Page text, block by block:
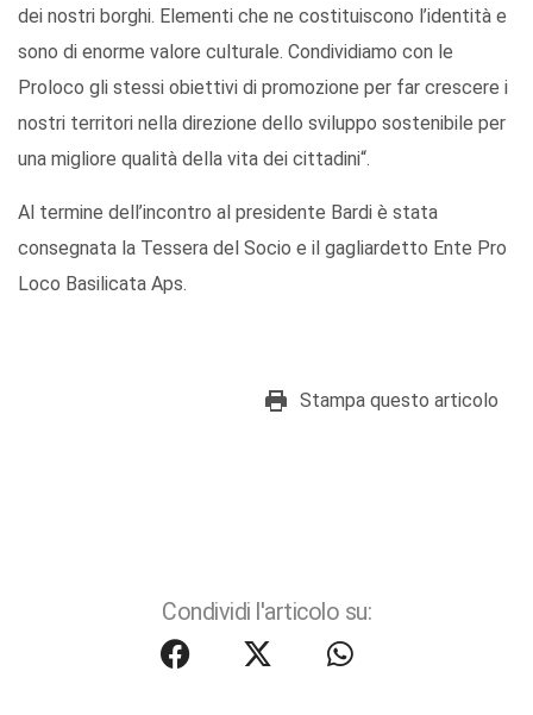
dei nostri borghi. Elementi che ne costituiscono l’identità e
sono di enorme valore culturale. Condividiamo con le
Proloco gli stessi obiettivi di promozione per far crescere i
nostri territori nella direzione dello sviluppo sostenibile per
una migliore qualità della vita dei cittadini“.
Al termine dell’incontro al presidente Bardi è stata
consegnata la Tessera del Socio e il gagliardetto Ente Pro
Loco Basilicata Aps.
Stampa questo articolo
Condividi l'articolo su: